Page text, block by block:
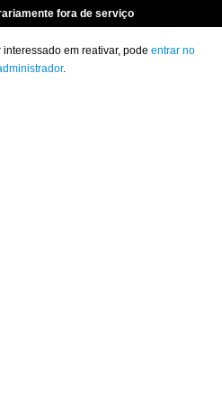
fora de serviço
em reativar, pode entrar no
.